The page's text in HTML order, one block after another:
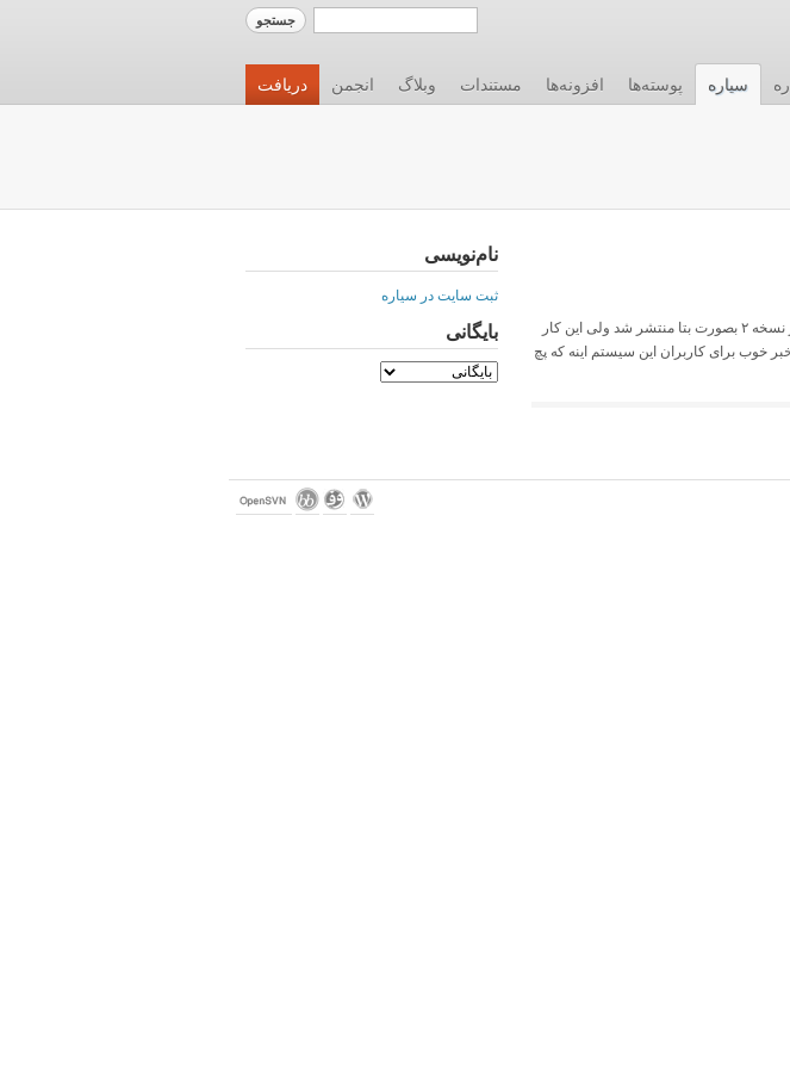
دریافت انجمن وبلاگ مستندات افزونه‌ها پوسته‌ها سیاره
وردپرس یکی از معروفترین سیستم های وبلاگ نویسی هست . در تاریخ ۳۰ دی ۱۳۸۴ پچ فارسی ساز نسخه ۲ بصورت بتا منتشر شد ولی این کار
خوب برای کاربران این سیستم اینه که پچ
نام‌نویسی
ثبت سایت در سیاره
بایگانی